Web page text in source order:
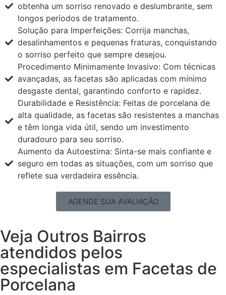
obtenha um sorriso renovado e deslumbrante, sem
longos períodos de tratamento.
Solução para Imperfeições: Corrija manchas,
desalinhamentos e pequenas fraturas, conquistando
o sorriso perfeito que sempre desejou.
Procedimento Minimamente Invasivo: Com técnicas
avançadas, as facetas são aplicadas com mínimo
desgaste dental, garantindo conforto e rapidez.
Durabilidade e Resistência: Feitas de porcelana de
alta qualidade, as facetas são resistentes a manchas
e têm longa vida útil, sendo um investimento
duradouro para seu sorriso.
Aumento da Autoestima: Sinta-se mais confiante e
seguro em todas as situações, com um sorriso que
reflete sua verdadeira essência.
AGENDE SUA AVALIAÇÃO
Veja Outros Bairros
atendidos pelos
especialistas em Facetas de
Porcelana